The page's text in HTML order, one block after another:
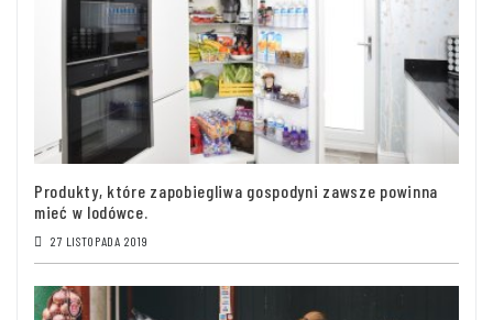
Produkty, które zapobiegliwa gospodyni zawsze powinna
mieć w lodówce.
27 LISTOPADA 2019